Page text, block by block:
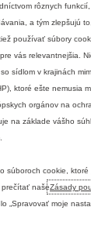
L3H2
L3H2
rôznych
a tým zlepšujú
používať súbory
vás relevantnejšia.
sídlom v krajinách
ktoré ešte nemusia
orgánov na
na základe vášho
súboroch cookie, ktoré
prečítať našeZásady
„Spravovať moje